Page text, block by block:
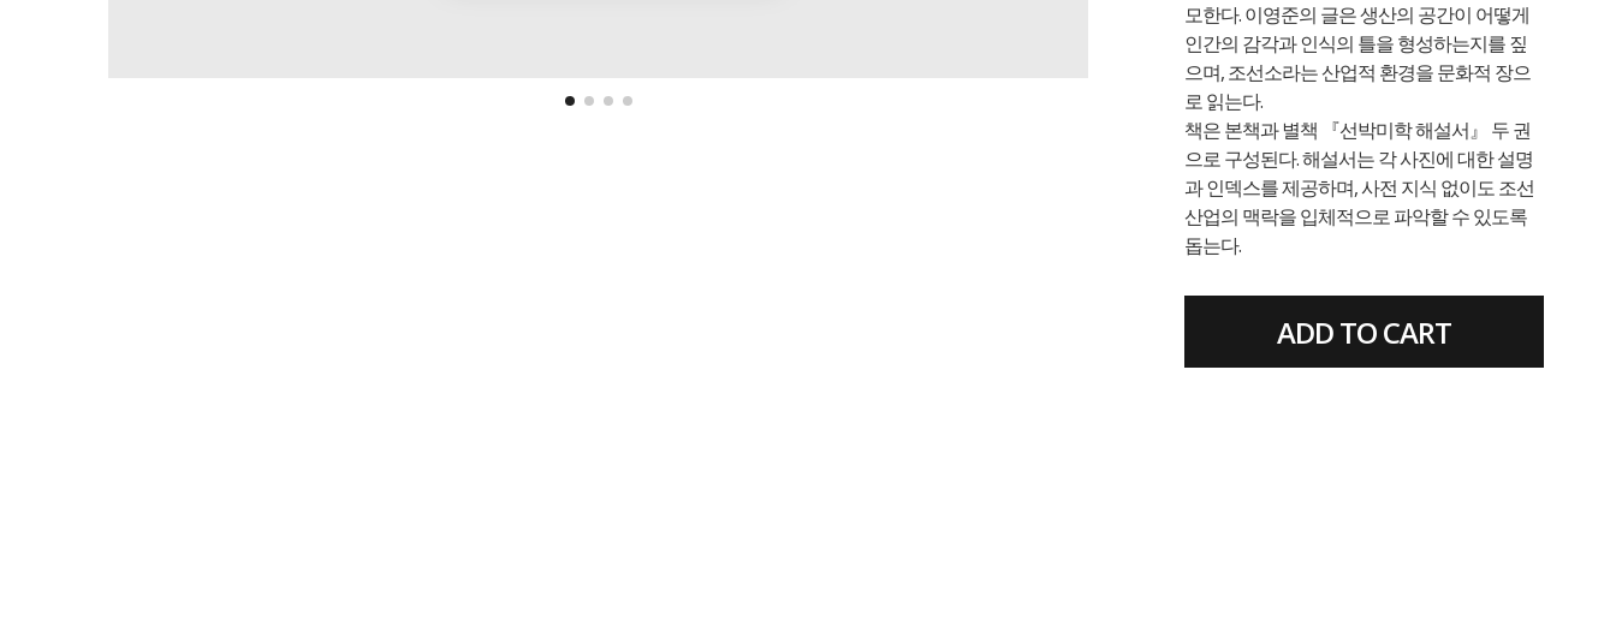
모한다. 이영준의 글은 생산의 공간이 어떻게
인간의 감각과 인식의 틀을 형성하는지를 짚
으며, 조선소라는 산업적 환경을 문화적 장으
로 읽는다.
책은 본책과 별책 『선박미학 해설서』 두 권
으로 구성된다. 해설서는 각 사진에 대한 설명
과 인덱스를 제공하며, 사전 지식 없이도 조선
산업의 맥락을 입체적으로 파악할 수 있도록
돕는다.
ADD TO CART